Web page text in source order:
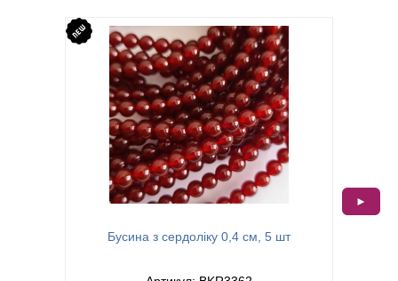
Бусина з сердоліку 0,4 см, 5 шт
►